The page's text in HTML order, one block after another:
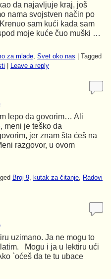
da najavljuje kraj, još
nama svojstven način po
sam kući kada sam
moje kuće čuo muški …
za mlade, Svet oko nas
Tagged
Leave a reply
lepo da govorim… Ali
meni je teško da
jer znam šta ćeš na
razgovor, u ovom
Broj 9 kutak za čitanje Radovi
uzimano. Ja ne mogu to
Mogu i ja u lektiru ući
`oćeš da te tu ubace